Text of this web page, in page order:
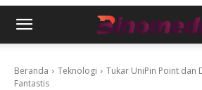
Beranda Teknologi
Tukar UniPin Point dan
Fantastis